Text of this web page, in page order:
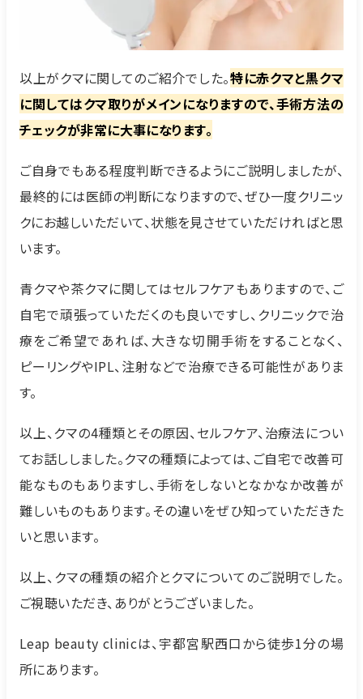
以上がクマに関してのご紹介でした。特に赤クマと黒クマ
に関してはクマ取りがメインになりますので、手術方法の
チェックが非常に大事になります。
ご自身でもある程度判断できるようにご説明しましたが、
最終的には医師の判断になりますので、ぜひ一度クリニッ
クにお越しいただいて、状態を見させていただければと思
います。
青クマや茶クマに関してはセルフケアもありますので、ご
自宅で頑張っていただくのも良いですし、クリニックで治
療をご希望であれば、大きな切開手術をすることなく、
ピーリングやIPL、注射などで治療できる可能性がありま
す。
以上、クマの4種類とその原因、セルフケア、治療法につい
てお話ししました。クマの種類によっては、ご自宅で改善可
能なものもありますし、手術をしないとなかなか改善が
難しいものもあります。その違いをぜひ知っていただきた
いと思います。
以上、クマの種類の紹介とクマについてのご説明でした。
ご視聴いただき、ありがとうございました。
Leap beauty clinicは、宇都宮駅西口から徒歩1分の場
所にあります。